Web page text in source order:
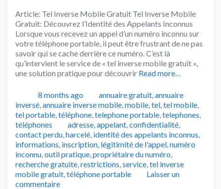
Article: Tel Inverse Mobile Gratuit Tel Inverse Mobile
Gratuit: Découvrez l’Identité des Appelants Inconnus
Lorsque vous recevez un appel d’un numéro inconnu sur
votre téléphone portable, il peut être frustrant de ne pas
savoir qui se cache derrière ce numéro. C’est là
qu’intervient le service de « tel inverse mobile gratuit »,
une solution pratique pour découvrir Read more…
Publié
8 months ago Catégories
annuaire gratuit,annuaire
inversé,annuaire inverse mobile,mobile,tel,tel mobile,
tel portable,téléphone,telephone portable,telephones,
téléphones
Tags
adresse,appelant,confidentialité,
contact perdu,harcelé, identité des appelants inconnus,
informations, inscription, légitimité de l'appel,numéro
inconnu,outil pratique,propriétaire du numéro,
recherche gratuite,restrictions,service,tel inverse
mobile gratuit,téléphone portable
Laisser un
commentaire